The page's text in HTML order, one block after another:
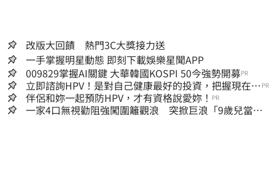
改版大回饋 熱門3C大獎接力送
一手掌握明星動態 即刻下載娛樂星聞APP
009829掌握AI關鍵 大華韓國KOSPI 50今強勢開募PR
立即諮詢HPV！是對自己健康最好的投資，把握現在不
嫌晚！
PR
伴侶和妳一起預防HPV，才有資格說愛妳！ PR
一家4口無視勸阻強闖圍籬觀浪 突掀巨浪「9歲兒當場